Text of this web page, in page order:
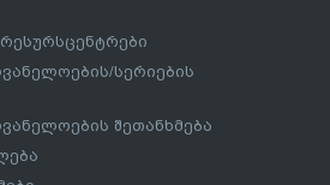
სერიების
შეთანხმება